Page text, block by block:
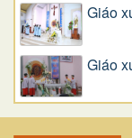
Giáo
Giáo